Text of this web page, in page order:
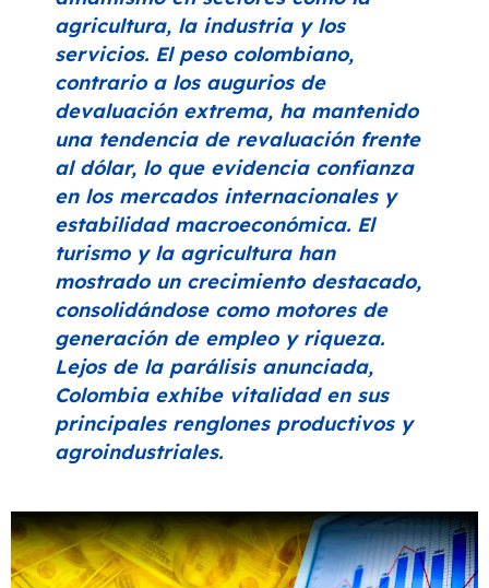
agricultura, la industria y los
servicios. El peso colombiano,
contrario a los augurios de
devaluación extrema, ha mantenido
una tendencia de revaluación frente
al dólar, lo que evidencia confianza
en los mercados internacionales y
estabilidad macroeconómica. El
turismo y la agricultura han
mostrado un crecimiento destacado,
consolidándose como motores de
generación de empleo y riqueza.
Lejos de la parálisis anunciada,
Colombia exhibe vitalidad en sus
principales renglones productivos y
agroindustriales.